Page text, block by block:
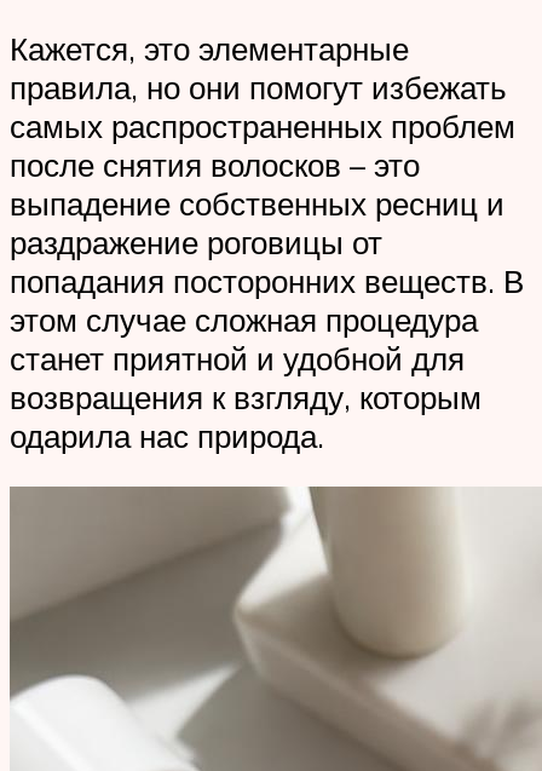
Кажется, это элементарные
правила, но они помогут избежать
самых распространенных проблем
после снятия волосков – это
выпадение собственных ресниц и
раздражение роговицы от
попадания посторонних веществ. В
этом случае сложная процедура
станет приятной и удобной для
возвращения к взгляду, которым
одарила нас природа.